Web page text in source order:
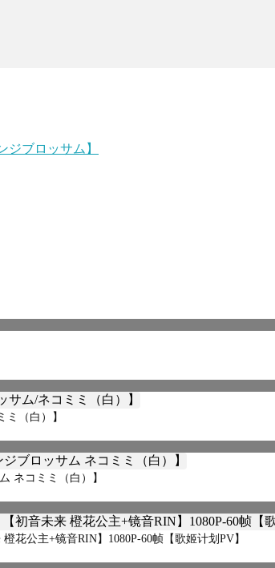
ジブロッサム】
（白）】
ネコミミ（白）】
花公主+镜音RIN】1080P-60帧【歌姬计划PV】